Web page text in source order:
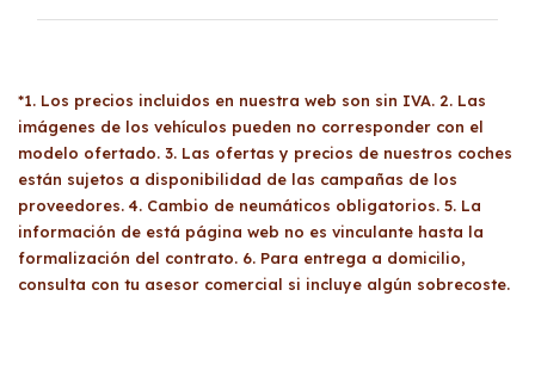
y balances, los autónomos el acta censal y la
renta, y los particulares su DNI y nómina. Una
vez aprobada la solicitud, se firma el contrato
y se abona la primera cuota mensual para
comenzar a disfrutar del vehículo.
particulares deben ser mayores de edad y
cumplir con los requisitos de solvencia
económica y no estar en listas de morosidad.
La evaluación de la aptitud la realiza el
departamento de riesgos de cada proveedor.
*1. Los precios incluidos en nuestra web son sin IVA. 2. Las
imágenes de los vehículos pueden no corresponder con el
modelo ofertado. 3. Las ofertas y precios de nuestros coches
están sujetos a disponibilidad de las campañas de los
proveedores. 4. Cambio de neumáticos obligatorios. 5. La
información de está página web no es vinculante hasta la
formalización del contrato. 6. Para entrega a domicilio,
consulta con tu asesor comercial si incluye algún sobrecoste.